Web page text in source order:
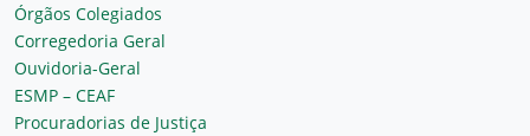
Órgãos Colegiados
Corregedoria Geral
Ouvidoria-Geral
ESMP – CEAF
Procuradorias de Justiça